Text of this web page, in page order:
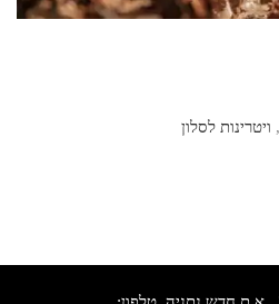
, ויטרינות לסלון